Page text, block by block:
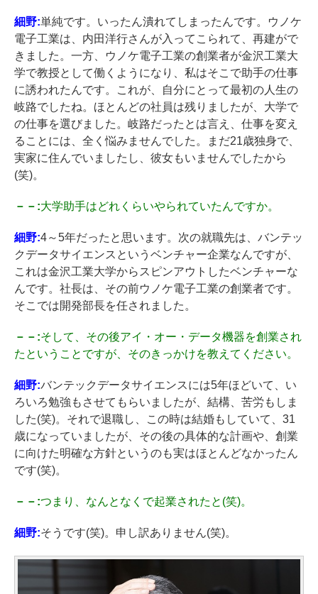
細野:単純です。いったん潰れてしまったんです。ウノケ
電子工業は、内田洋行さんが入ってこられて、再建がで
きました。一方、ウノケ電子工業の創業者が金沢工業大
学で教授として働くようになり、私はそこで助手の仕事
に誘われたんです。これが、自分にとって最初の人生の
岐路でしたね。ほとんどの社員は残りましたが、大学で
の仕事を選びました。岐路だったとは言え、仕事を変え
ることには、全く悩みませんでした。まだ21歳独身で、
実家に住んでいましたし、彼女もいませんでしたから
(笑)。
－－:大学助手はどれくらいやられていたんですか。
細野:4～5年だったと思います。次の就職先は、バンテッ
クデータサイエンスというベンチャー企業なんですが、
これは金沢工業大学からスピンアウトしたベンチャーな
んです。社長は、その前ウノケ電子工業の創業者です。
そこでは開発部長を任されました。
－－:そして、その後アイ・オー・データ機器を創業され
たということですが、そのきっかけを教えてください。
細野:バンテックデータサイエンスには5年ほどいて、い
ろいろ勉強もさせてもらいましたが、結構、苦労もしま
した(笑)。それで退職し、この時は結婚もしていて、31
歳になっていましたが、その後の具体的な計画や、創業
に向けた明確な方針というのも実はほとんどなかったん
です(笑)。
－－:つまり、なんとなくで起業されたと(笑)。
細野:そうです(笑)。申し訳ありません(笑)。